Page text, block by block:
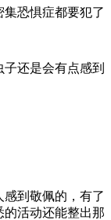
恐惧症都要犯了
还是会有点感到
到敬佩的，有了
活动还能整出那